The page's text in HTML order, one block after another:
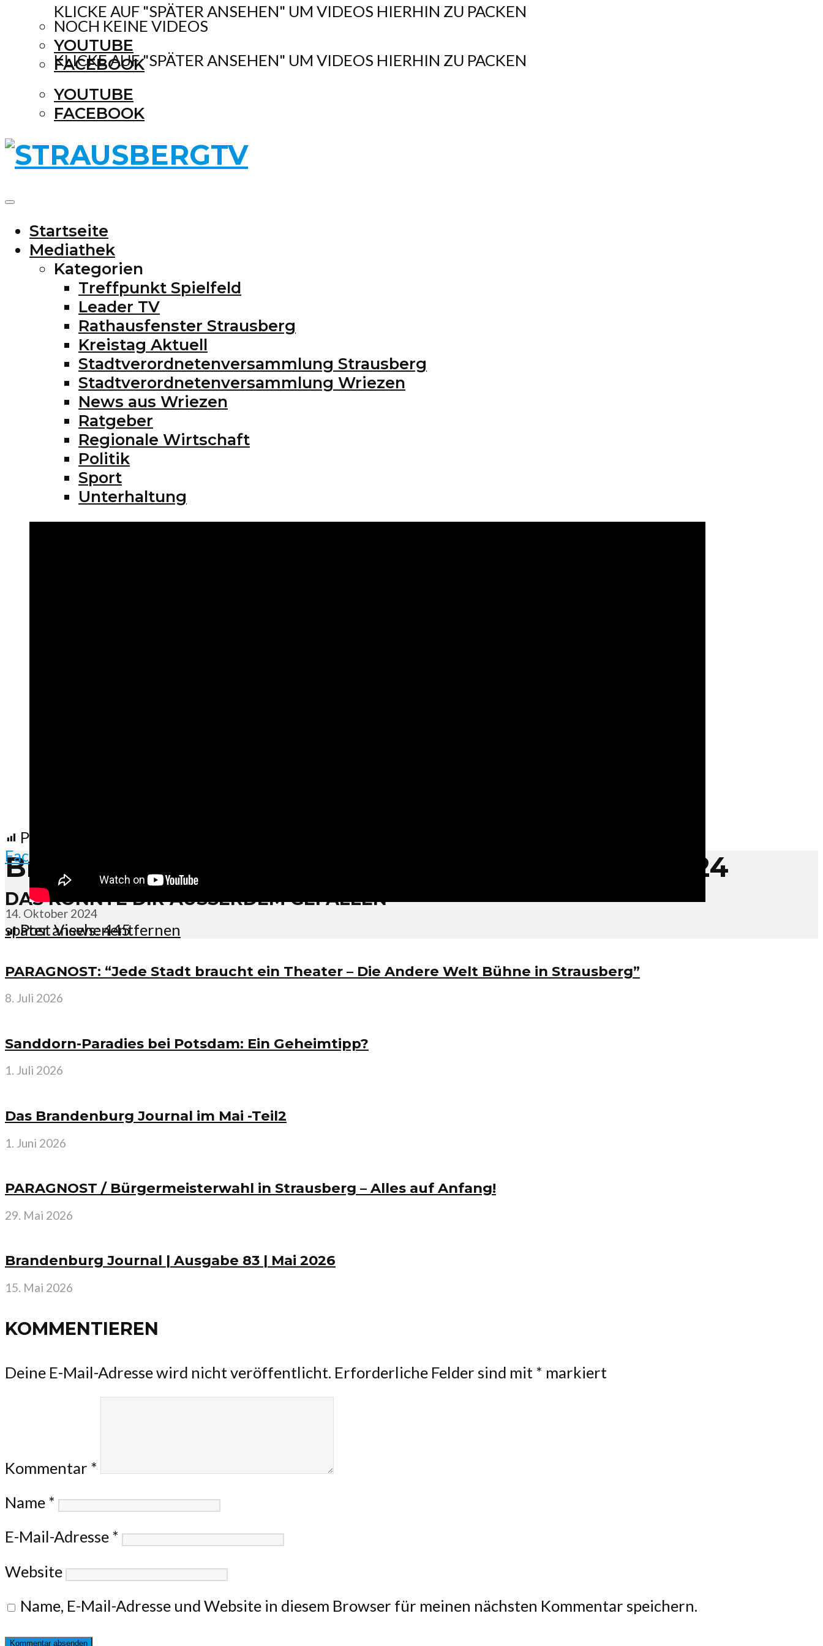
KLICKE AUF "SPÄTER ANSEHEN" UM VIDEOS HIERHIN ZU PACKEN
YOUTUBE
FACEBOOK
NOCH KEINE VIDEOS
KLICKE AUF "SPÄTER ANSEHEN" UM VIDEOS HIERHIN ZU PACKEN
YOUTUBE
FACEBOOK
Startseite
Mediathek
Kategorien
Treffpunkt Spielfeld
Leader TV
Rathausfenster Strausberg
Kreistag Aktuell
Stadtverordnetenversammlung Strausberg
Stadtverordnetenversammlung Wriezen
News aus Wriezen
Ratgeber
Regionale Wirtschaft
Politik
Sport
Unterhaltung
Post Views:445
Brandenburg Journal | Ausgabe 44 | Oktober 2024
14. Oktober 2024
später ansehenentfernen
Post Views:
Facebook
DAS KÖNNTE DIR AUSSERDEM GEFALLEN
PARAGNOST: “Jede Stadt braucht ein Theater – Die Andere Welt Bühne in Strausberg”
8. Juli 2026
Sanddorn-Paradies bei Potsdam: Ein Geheimtipp?
1. Juli 2026
Das Brandenburg Journal im Mai -Teil2
1. Juni 2026
PARAGNOST / Bürgermeisterwahl in Strausberg – Alles auf Anfang!
29. Mai 2026
Brandenburg Journal | Ausgabe 83 | Mai 2026
15. Mai 2026
KOMMENTIEREN
Deine E-Mail-Adresse wird nicht veröffentlicht. Erforderliche Felder sind mit * markiert
Kommentar *
Name *
E-Mail-Adresse *
Website
Name, E-Mail-Adresse und Website in diesem Browser für meinen nächsten Kommentar speichern.